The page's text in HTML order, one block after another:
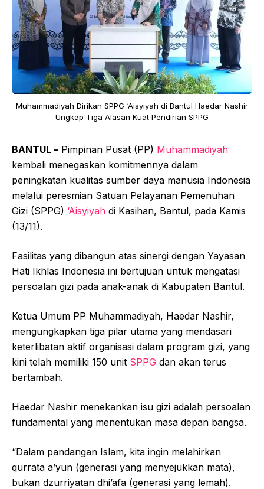
Muhammadiyah Dirikan SPPG ‘Aisyiyah di Bantul Haedar Nashir
Ungkap Tiga Alasan Kuat Pendirian SPPG
BANTUL – Pimpinan Pusat (PP) Muhammadiyah
kembali menegaskan komitmennya dalam
peningkatan kualitas sumber daya manusia Indonesia
melalui peresmian Satuan Pelayanan Pemenuhan
Gizi (SPPG) ‘Aisyiyah di Kasihan, Bantul, pada Kamis
(13/11).
Fasilitas yang dibangun atas sinergi dengan Yayasan
Hati Ikhlas Indonesia ini bertujuan untuk mengatasi
persoalan gizi pada anak-anak di Kabupaten Bantul.
Ketua Umum PP Muhammadiyah, Haedar Nashir,
mengungkapkan tiga pilar utama yang mendasari
keterlibatan aktif organisasi dalam program gizi, yang
kini telah memiliki 150 unit SPPG dan akan terus
bertambah.
Haedar Nashir menekankan isu gizi adalah persoalan
fundamental yang menentukan masa depan bangsa.
“Dalam pandangan Islam, kita ingin melahirkan
qurrata a’yun (generasi yang menyejukkan mata),
bukan dzurriyatan dhi’afa (generasi yang lemah).